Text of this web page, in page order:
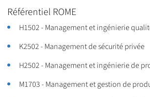
moitié sont dans le secteur privé, industriel
Parcours Qualimapa: Au bout de 18 mois,
0-5% selon les années font une formation
33-66% ont un emploi en marketing,
communication, innovation en
Référentiel ROME
H1502 - Management et ingénierie
K2502 - Management de sécurité privée
H2502 - Management et ingénierie de
M1703 - Management et gestion de